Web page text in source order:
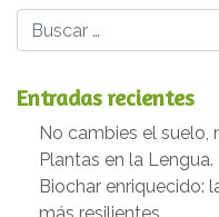
Buscar
Entradas recientes
No cambies el suelo,
Plantas en la Lengua.
Biochar enriquecido: